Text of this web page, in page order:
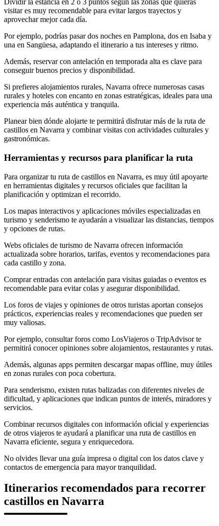
Dividir la estancia en 2 o 3 puntos según las zonas que quieras
visitar es muy recomendable para evitar largos trayectos y
aprovechar mejor cada día.
Por ejemplo, podrías pasar dos noches en Pamplona, dos en Isaba y
una en Sangüesa, adaptando el itinerario a tus intereses y ritmo.
Además, reservar con antelación en temporada alta es clave para
conseguir buenos precios y disponibilidad.
Si prefieres alojamientos rurales, Navarra ofrece numerosas casas
rurales y hoteles con encanto en zonas estratégicas, ideales para una
experiencia más auténtica y tranquila.
Planear bien dónde alojarte te permitirá disfrutar más de la ruta de
castillos en Navarra y combinar visitas con actividades culturales y
gastronómicas.
Herramientas y recursos para planificar la ruta
Para organizar tu ruta de castillos en Navarra, es muy útil apoyarte
en herramientas digitales y recursos oficiales que facilitan la
planificación y optimizan el recorrido.
Los mapas interactivos y aplicaciones móviles especializadas en
turismo y senderismo te ayudarán a visualizar las distancias, tiempos
y opciones de rutas.
Webs oficiales de turismo de Navarra ofrecen información
actualizada sobre horarios, tarifas, eventos y recomendaciones para
cada castillo y zona.
Comprar entradas con antelación para visitas guiadas o eventos es
recomendable para evitar colas y asegurar disponibilidad.
Los foros de viajes y opiniones de otros turistas aportan consejos
prácticos, experiencias reales y recomendaciones que pueden ser
muy valiosas.
Por ejemplo, consultar foros como LosViajeros o TripAdvisor te
permitirá conocer opiniones sobre alojamientos, restaurantes y rutas.
Además, algunas apps permiten descargar mapas offline, muy útiles
en zonas rurales con poca cobertura.
Para senderismo, existen rutas balizadas con diferentes niveles de
dificultad, y aplicaciones que indican puntos de interés, miradores y
servicios.
Combinar recursos digitales con información oficial y experiencias
de otros viajeros te ayudará a planificar una ruta de castillos en
Navarra eficiente, segura y enriquecedora.
No olvides llevar una guía impresa o digital con los datos clave y
contactos de emergencia para mayor tranquilidad.
Itinerarios recomendados para recorrer
castillos en Navarra